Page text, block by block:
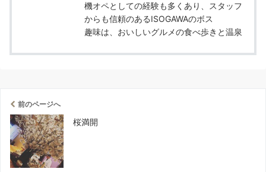
機オペとしての経験も多くあり、スタッフ
からも信頼のあるISOGAWAのボス
趣味は、おいしいグルメの食べ歩きと温泉
前のページへ
桜満開